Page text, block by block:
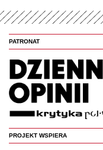
PATRONAT
PROJEKT WSPIERA